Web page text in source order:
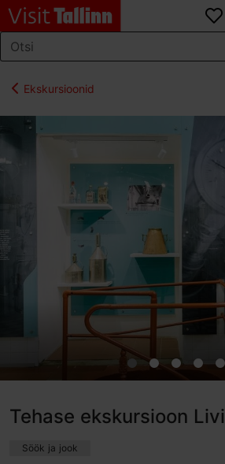
Ekskursioonid
Tehase ekskursioon
Söök ja jook